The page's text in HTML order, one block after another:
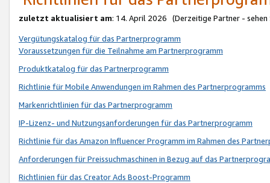
zuletzt aktualisiert am: 14. April 2026 (Derzeitige Partner - sehen
Vergütungskatalog für das Partnerprogramm
Voraussetzungen für die Teilnahme am Partnerprogramm
Produktkatalog für das Partnerprogramm
Richtlinie für Mobile Anwendungen im Rahmen des Partnerprogramms
Markenrichtlinien für das Partnerprogramm
IP-Lizenz- und Nutzungsanforderungen für das Partnerprogramm
Richtlinie für das Amazon Influencer Programm im Rahmen des
Anforderungen für Preissuchmaschinen in Bezug auf das
Richtlinien für das Creator Ads Boost-Programm